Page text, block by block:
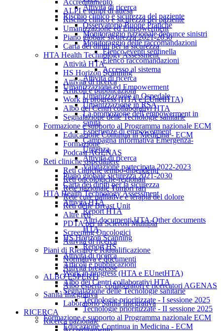
ALPI e tempi di attesa
Rischio clinico e sicurezza del paziente
Umanizzazione ed Empowerment
Piano globale sicurezza 2021-2030
Carta dei diritti per la sicurezza
HTA Health Technology Assessment
Attività HTA
HS Horizon Scanning
Attività di ricerca
Articoli e pubblicazioni
Work in progress (HTA e EUnetHTA)
Albo dei Centri collaborativi HTA
Segnalazione delle Tecnologie sanitarie
Formazione e supporto al Programma nazionale ECM
Educazione Continua in Medicina - ECM
Formazione
Podcast AGENAS
Reti cliniche ospedaliere
Reti cliniche tempo-dipendenti
Reti oncologiche-regionali
Rete nazionale Tumori rari
Rete cure palliative e terapia del dolore
Reti delle Breast Unit
Altre reti
PDTA per la Sclerosi Multipla
Screening Oncologici
Attività di ricerca
Piani di Rientro e Riqualificazione
Normativa e documenti
Attività pregresse
ALBO ESPERTI
Albo esperti, collaboratori e ricercatori AGENAS
Sanità Integrativa
Laboratorio Sanità Integrativa
RICERCA
Ricerca nazionale
Attività di ricerca
Rischio clinico e sicurezza del paziente
Osservatorio Buone Pratiche
Monitoraggio nazionale denunce sinistri
Monitoraggio delle raccomandazioni
Elenco eventi sentinella
Elenco raccomandazioni
Accesso al sistema
Attività di ricerca
Umanizzazione ed Empowerment
Umanizzazione in Ospedale
Umanizzazione in RSA
La promozione dell’empowerment in
sanità
Esperienze di empowerment
Campagna informativa Emergenza-
Urgenza
Attività di ricerca
Valutazione partecipata 2022-2023
Piano globale sicurezza 2021-2030
Carta dei diritti per la sicurezza
HTA Health Technology Assessment
Attività HTA
Report HTA
Altri documenti HTA-Other documents
HTA
HS Horizon Scanning
Report HS
Attività di ricerca
Articoli e pubblicazioni
Work in progress (HTA e EUnetHTA)
Albo dei Centri collaborativi HTA
Segnalazione delle Tecnologie sanitarie
Tecnologie prioritizzate - I sessione 2025
Tecnologie prioritizzate - II sessione 2025
Formazione e supporto al Programma nazionale ECM
Educazione Continua in Medicina - ECM